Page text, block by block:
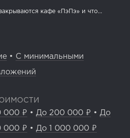
кафе «ПэПэ» и что...
• С минимальными
000 ₽ • До 200 000 ₽ • До
000 ₽ • До 1 000 000 ₽